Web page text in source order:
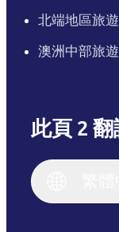
北端地區旅
澳洲中部旅
此頁 2 翻
English